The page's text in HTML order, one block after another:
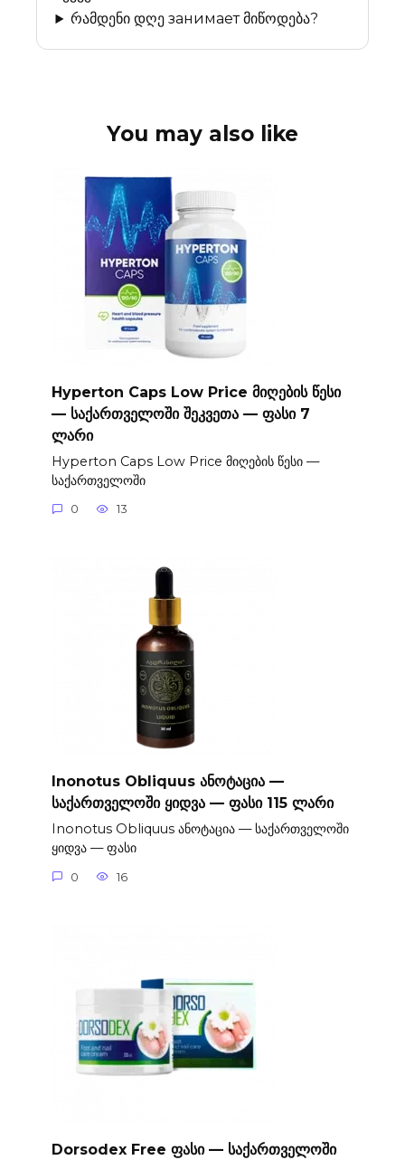
რამდენი დღე занимает მიწოდება?
You may also like
Hyperton Caps Low Price მიღების წესი
— საქართველოში შეკვეთა — ფასი 7
ლარი
Hyperton Caps Low Price მიღების წესი —
საქართველოში
0 13
Inonotus Obliquus ანოტაცია —
საქართველოში ყიდვა — ფასი 115 ლარი
Inonotus Obliquus ანოტაცია — საქართველოში
ყიდვა — ფასი
0 16
Dorsodex Free ფასი — საქართველოში